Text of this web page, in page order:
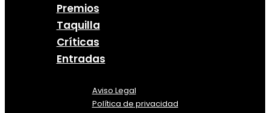
Premios
Taquilla
Críticas
Entradas
Aviso Legal
Política de privacidad